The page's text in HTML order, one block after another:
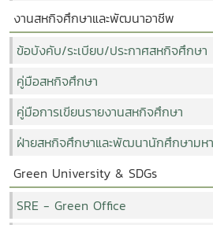
งานสหกิจศึกษาและพัฒนาอาชีพ
ข้อบังคับ/ระเบียบ/ประกาศสหกิจศึกษา
คู่มือสหกิจศึกษา
คู่มือการเขียนรายงานสหกิจศึกษา
ฝ่ายสหกิจศึกษาและพัฒนานักศึกษามห
Green University & SDGs
SRE - Green Office